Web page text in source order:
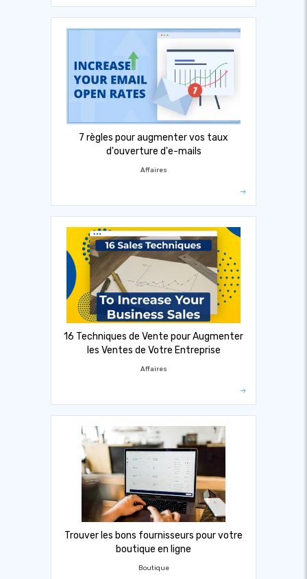
7 règles pour augmenter vos taux
d'ouverture d'e-mails
Affaires
16 Techniques de Vente pour Augmenter
les Ventes de Votre Entreprise
Affaires
Trouver les bons fournisseurs pour votre
boutique en ligne
Boutique